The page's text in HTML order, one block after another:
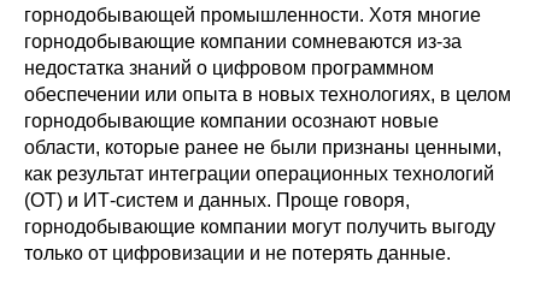
горнодобывающей промышленности. Хотя многие
горнодобывающие компании сомневаются из-за
недостатка знаний о цифровом программном
обеспечении или опыта в новых технологиях, в целом
горнодобывающие компании осознают новые
области, которые ранее не были признаны ценными,
как результат интеграции операционных технологий
(OT) и ИТ-систем и данных. Проще говоря,
горнодобывающие компании могут получить выгоду
только от цифровизации и не потерять данные.